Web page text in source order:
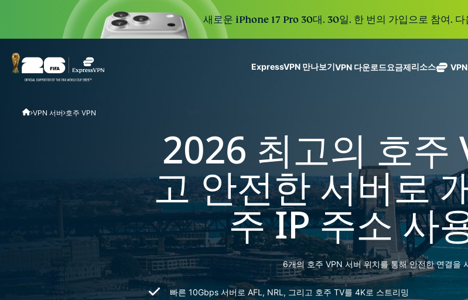
새로운 iPhone 17 Pro 30대. 30일. 한 번의 가입으로 참여. 다
ExpressVPN 만나보기
안전하게 이용하는 온라인 서비스
모든 기능 살펴보기
하나의
세요.
모든 제
VPN 다운로드요금제리소스
scale.
의 초고속 VPN
입니다.
다.
ExpressKeys
안전한 비밀번
호 관리와 다중
인증 등을 제공
합니다.
ExpressAI
컨피덴셜 컴퓨
팅으로 구동되
어 프라이버시
중심 인공 지
능을 선사하는
최초의 소비자
용 AI입니다.
Identity
Defender
강력한 ID 보
VPN 서버 호주 VPN
2026 최고의 호주
고 안전한 서버로
주 IP 주소 사
6개의 호주 VPN 서버 위치를 통해 안전한 연결을
빠른 10Gbps 서버로 AFL, NRL, 그리고 호주 TV를 4K로 스트리밍